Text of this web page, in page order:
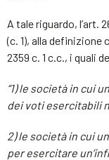
A tale riguardo, l’art.
(c. 1), alla definizione
2359 c. 1 c.c., i quali
“1) le società in cui
dei voti esercitabili
2) le società in cui
per esercitare